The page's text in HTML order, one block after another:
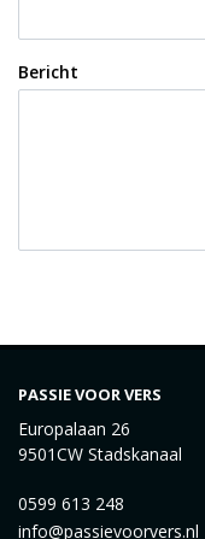
Bericht
PASSIE VOOR VERS
Europalaan 26
9501CW Stadskanaal
0599 613 248
info@passievoorvers.nl